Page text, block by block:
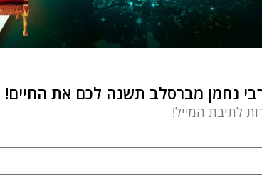
נחמן מברסלב תשנה לכם את החיים!
לתיבת המייל!